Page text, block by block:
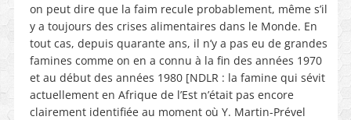
on peut dire que la faim recule probablement, même s’il
y a toujours des crises alimentaires dans le Monde. En
tout cas, depuis quarante ans, il n’y a pas eu de grandes
famines comme on en a connu à la fin des années 1970
et au début des années 1980 [NDLR : la famine qui sévit
actuellement en Afrique de l’Est n’était pas encore
clairement identifiée au moment où Y. Martin-Prével